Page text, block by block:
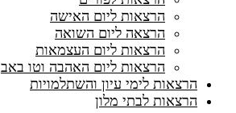
הרצאות ליום האישה
הרצאה ליום השואה
הרצאות ליום העצמאות
הרצאות ליום האהבה וטו באב
הרצאות לימי עיון והשתלמויות
הרצאות לבתי מלון